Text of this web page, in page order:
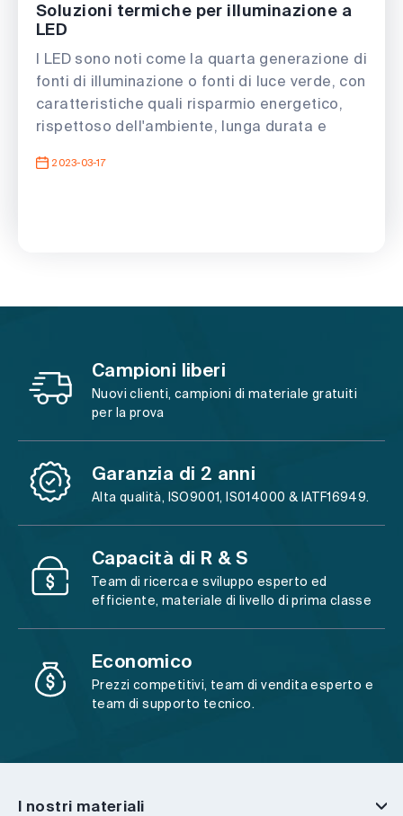
Soluzioni termiche per illuminazione a
LED
I LED sono noti come la quarta generazione di
fonti di illuminazione o fonti di luce verde, con
caratteristiche quali risparmio energetico,
rispettoso dell'ambiente, lunga durata e
ampiamente utilizzati in vari campi come
2023-03-17
Campioni liberi
Nuovi clienti, campioni di materiale gratuiti
per la prova
Garanzia di 2 anni
Alta qualità, ISO9001, IS014000 & IATF16949.
Capacità di R & S
Team di ricerca e sviluppo esperto ed
efficiente, materiale di livello di prima classe
Economico
Prezzi competitivi, team di vendita esperto e
team di supporto tecnico.
I nostri materiali